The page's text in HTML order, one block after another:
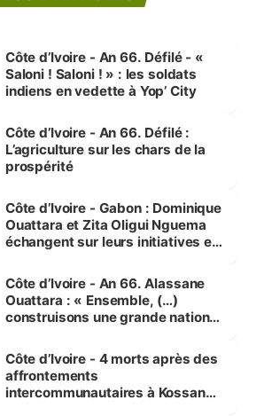
Côte d’Ivoire - An 66. Défilé - «
Saloni ! Saloni ! » : les soldats
indiens en vedette à Yop’ City
Côte d’Ivoire - An 66. Défilé :
L’agriculture sur les chars de la
prospérité
Côte d’Ivoire - Gabon : Dominique
Ouattara et Zita Oligui Nguema
échangent sur leurs initiatives en
enfants
Côte d’Ivoire - An 66. Alassane
Ouattara : « Ensemble, (…)
construisons une grande nation
générations futures »
Côte d’Ivoire - 4 morts après des
affrontements
intercommunautaires à Kossandji